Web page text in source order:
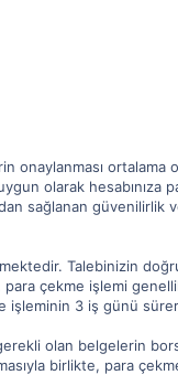
onaylanması
olarak hesabınıza
sağlanan
Talebinizin
çekme işlemi
işleminin 3 iş günü
olan belgelerin
birlikte, para